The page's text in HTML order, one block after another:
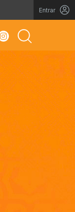
Entrar